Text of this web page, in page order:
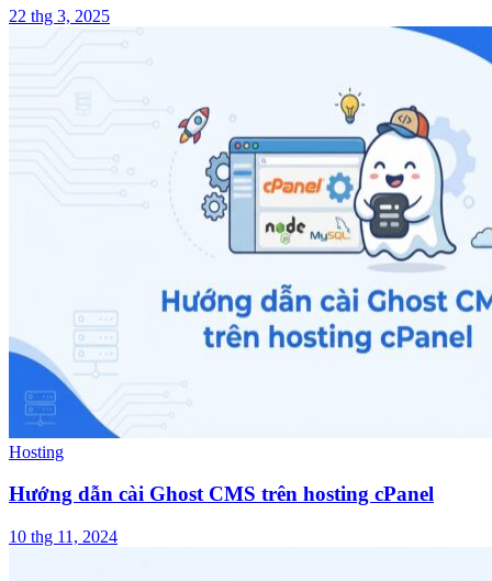
22 thg 3, 2025
Hosting
Hướng dẫn cài Ghost CMS trên hosting cPanel
10 thg 11, 2024